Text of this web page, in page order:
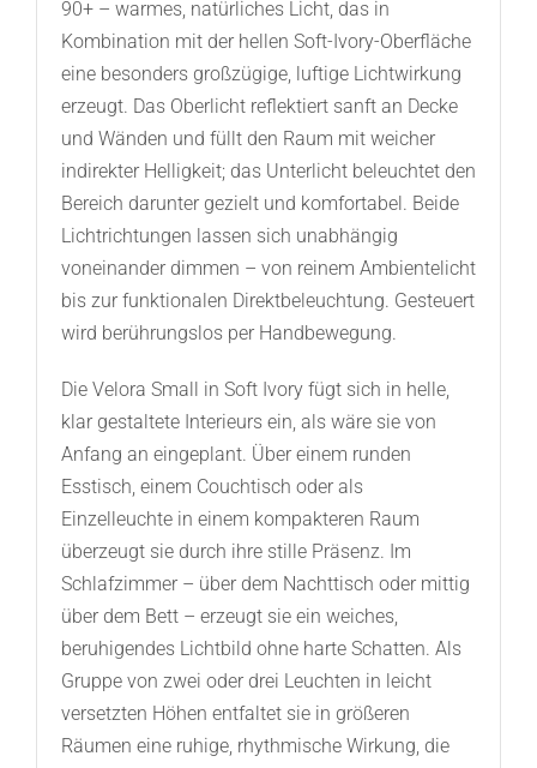
90+ – warmes, natürliches Licht, das in
Kombination mit der hellen Soft-Ivory-Oberfläche
eine besonders großzügige, luftige Lichtwirkung
erzeugt. Das Oberlicht reflektiert sanft an Decke
und Wänden und füllt den Raum mit weicher
indirekter Helligkeit; das Unterlicht beleuchtet den
Bereich darunter gezielt und komfortabel. Beide
Lichtrichtungen lassen sich unabhängig
voneinander dimmen – von reinem Ambientelicht
bis zur funktionalen Direktbeleuchtung. Gesteuert
wird berührungslos per Handbewegung.
Die Velora Small in Soft Ivory fügt sich in helle,
klar gestaltete Interieurs ein, als wäre sie von
Anfang an eingeplant. Über einem runden
Esstisch, einem Couchtisch oder als
Einzelleuchte in einem kompakteren Raum
überzeugt sie durch ihre stille Präsenz. Im
Schlafzimmer – über dem Nachttisch oder mittig
über dem Bett – erzeugt sie ein weiches,
beruhigendes Lichtbild ohne harte Schatten. Als
Gruppe von zwei oder drei Leuchten in leicht
versetzten Höhen entfaltet sie in größeren
Räumen eine ruhige, rhythmische Wirkung, die